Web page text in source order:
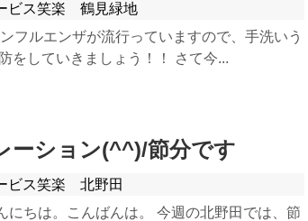
ビス笑楽 鶴見緑地
フルエンザが流行っていますので、手洗いう
をしていきましょう！！ さて今...
ーション(^^)/節分です
ビス笑楽 北野田
にちは。こんばんは。 今週の北野田では、節